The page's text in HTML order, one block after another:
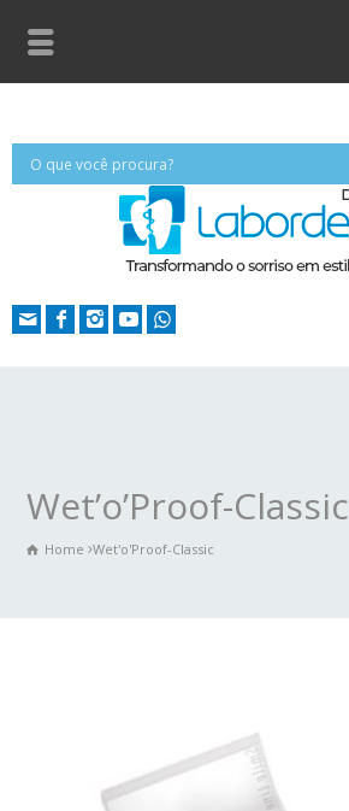
Wet’o’Proof-Classic
Home Wet'o'Proof-Classic